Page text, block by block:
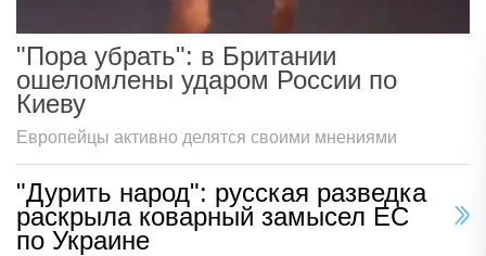
"Пора убрать": в Британии
ошеломлены ударом России по
Киеву
Европейцы активно делятся своими мнениями
"Дурить народ": русская разведка
раскрыла коварный замысел ЕС
по Украине